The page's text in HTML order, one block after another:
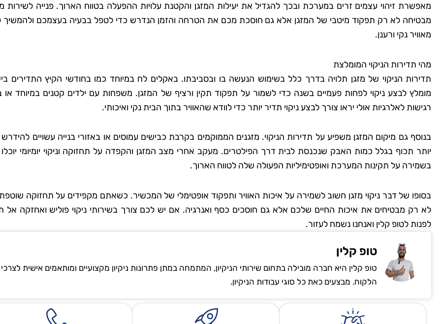
מאפשרת זיהוי עצמים זרים במערכת ובכך להגדיל את יעילות המזגן והקטנת עלויות ההפעלה בטווח הארוך. פנייה לשירות
מבטיחה לא רק תפקוד מיטבי של המזגן אלא גם חוסכת מכם את הטרחה והזמן הנדרש כדי לטפל בבעיה בעצמכם ולהמשיך
מאוויר נקי ורענן.
מהי תדירות הניקוי המומלצת
תדירות הניקוי של מזגן תלויה בדרך כלל בשימוש הנעשה בו ובסביבתו. באקלים לח במיוחד כמו בחודשי הקיץ התדירים
מומלץ לבצע ניקוי לפחות פעמיים בשנה כדי לשמור על תפקוד תקין ורציף של המזגן. משפחות עם ילדים קטנים במיוחד או
רגישות לאלרגיות אולי יראו צורך לבצע ניקוי תדיר יותר כדי לוודא שהאוויר בתוך הבית נקי ואיכותי.
בנוסף גם מיקום המזגן משפיע על תדירות הניקוי. מזגנים הממוקמים בקרבת כבישים עמוסים או באזורי בנייה עשויים להידרש
יותר תכוף בגלל כמות האבק שנכנסת לבית דרך הפילטרים. מעקב אחרי מצב המזגן והקפדה על תחזוקה וניקוי יומיומי יוכלו
בשמירה על תקינות המערכת ואופטימיליות הפעולה שלה לטווח הארוך.
בסופו של דבר ניקוי מזגן חשוב לשמירה על איכות האוויר ותפקוד אופטימלי של המכשיר. כשאתם מקפידים על תחזוקה
לא רק מבטיחים את איכות החיים שלכם אלא גם חוסכים כסף ואנרגיה. אם יש לכם צורך בשירותי ניקוי פוליש ואחזקה אל
לפנות לטופ קלין ואנחנו נשמח לעזור.
טופ קלין
טופ קלין היא חברה מובילה בתחום שירותי הניקיון, המתמחה במתן פתרונות ניקיון מקצועיים ומותאמים אישית לצרכי
הלקוח. מבצעים כאת כל סוגי עבודות הניקיון.
קלין! הבית שלי מעולם לא היה כל
כך נקי ומטופח. הם דאגו לכל
הפרטים הקטנים, וגם הקפידו
לסביבה. השירות היה נהדר,
והמחיר היה הוגן. אין ספק שאמשיך
להשתמש בשירותיהם."
שמרית סבג
ששמעתי עליהם המלצות
ולא התאכזבתי. הצוות הגיע
היה מאוד מקצועי והשאיר את
בהחלט אשתמש בשירותים
שוב בעתיד!"
רועי בן-דוד